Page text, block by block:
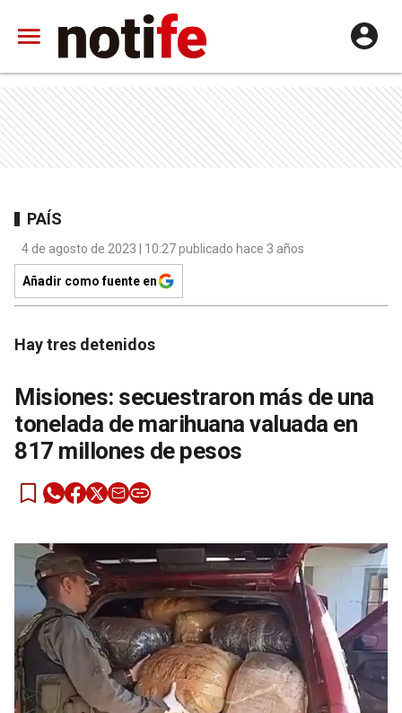
PAÍS
4 de agosto de 2023 | 10:27 publicado hace 3 años
Añadir como fuente en
Hay tres detenidos
Misiones: secuestraron más de una
tonelada de marihuana valuada en
817 millones de pesos